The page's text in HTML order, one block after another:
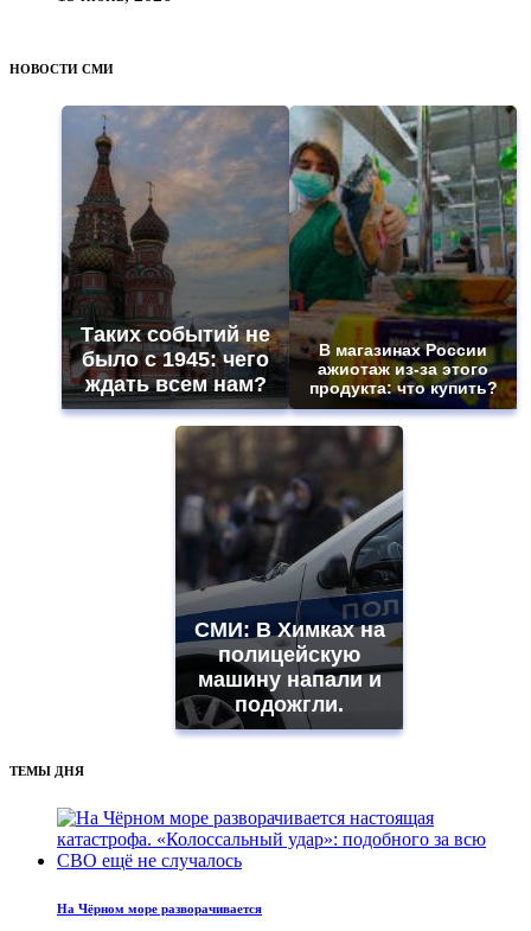
НОВОСТИ СМИ
Таких событий не
было с 1945: чего
ждать всем нам?
В магазинах России
ажиотаж из-за этого
продукта: что купить?
СМИ: В Химках на
полицейскую
машину напали и
подожгли.
ТЕМЫ ДНЯ
На Чёрном море разворачивается